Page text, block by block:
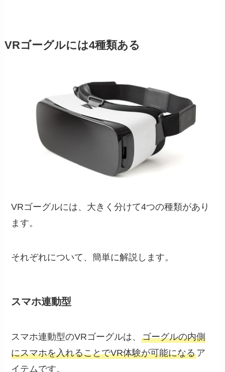
VRゴーグルには4種類ある
VRゴーグルには、大きく分けて4つの種類があり
ます。
それぞれについて、簡単に解説します。
スマホ連動型
スマホ連動型のVRゴーグルは、ゴーグルの内側
にスマホを入れることでVR体験が可能になるア
イテムです。